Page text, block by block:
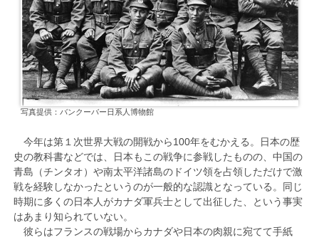
写真提供：バンクーバー日系人博物館
今年は第１次世界大戦の開戦から100年をむかえる。日本の歴
史の教科書などでは、日本もこの戦争に参戦したものの、中国の
青島（チンタオ）や南太平洋諸島のドイツ領を占領しただけで激
戦を経験しなかったというのが一般的な認識となっている。同じ
時期に多くの日本人がカナダ軍兵士として出征した、という事実
はあまり知られていない。
彼らはフランスの戦場からカナダや日本の肉親に宛てて手紙